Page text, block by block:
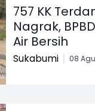
757 KK
Nagrak,
Air Bersih
Sukabumi 08